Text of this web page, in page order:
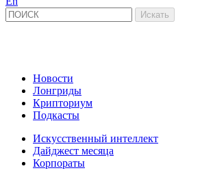
Новости
Лонгриды
Крипториум
Подкасты
Искусственный интеллект
Дайджест месяца
Корпораты